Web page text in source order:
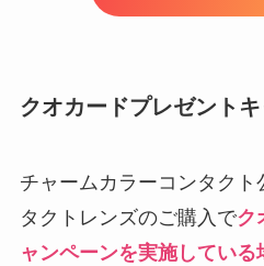
クオカードプレゼント
チャームカラーコンタク
タクトレンズのご購入でク
ャンペーンを実施している